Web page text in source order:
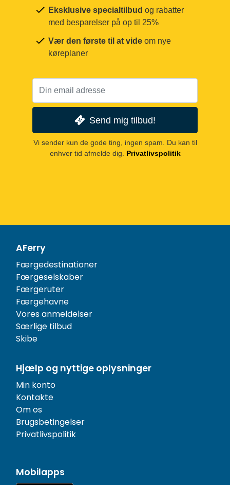
Eksklusive specialtilbud og rabatter
med besparelser på op til 25%
Vær den første til at vide om nye
køreplaner
Send mig tilbud!
Vi sender kun de gode ting, ingen spam. Du kan til
enhver tid afmelde dig. Privatlivspolitik
AFerry
Færgedestinationer
Færgeselskaber
Færgeruter
Færgehavne
Vores anmeldelser
Særlige tilbud
Skibe
Hjælp og nyttige oplysninger
Min konto
Kontakte
Om os
Brugsbetingelser
Privatlivspolitik
Mobilapps